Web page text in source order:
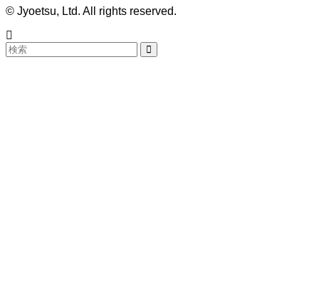
© Jyoetsu, Ltd. All rights reserved.